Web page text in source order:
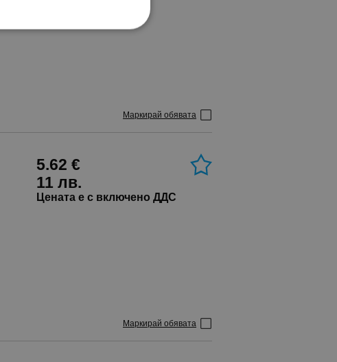
Маркирай обявата
5.62 €
11 лв.
Цената е с включено ДДС
Маркирай обявата